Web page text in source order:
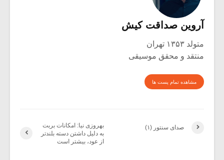
آروین صداقت کیش
متولد ۱۳۵۳ تهران
منتقد و محقق موسیقی
مشاهده تمام پست ها
بهروزی نیا: امکانات بربت
به دلیل داشتن دسته بلندتر
از عود، بیشتر است
صدای سنتور (۱)